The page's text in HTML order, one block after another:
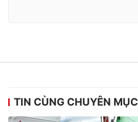
TIN CÙNG CHUYÊN MỤC